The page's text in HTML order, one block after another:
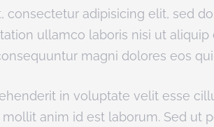
consectetur adipisicing elit, sed
ullamco laboris nisi ut
magni dolores eos
in voluptate velit esse
anim id est laborum. Sed